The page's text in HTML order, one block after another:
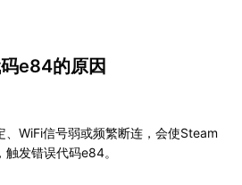
e84的原因
、WiFi信号弱或频繁断连，会使Steam
发错误代码e84。